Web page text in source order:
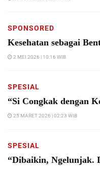
SPONSORED
Kesehatan sebagai
2 MEI 2026 | 10:16 WIB
SPESIAL
“Si Congkak dengan
25 MARET 2026 | 02:23 WIB
SPESIAL
“Dibaikin, Ngelunjak.